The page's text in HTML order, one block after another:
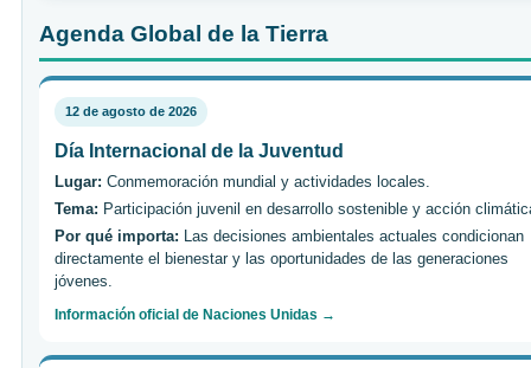
Agenda Global de la Tierra
12 de agosto de 2026
Día Internacional de la Juventud
Lugar: Conmemoración mundial y actividades locales.
Tema: Participación juvenil en desarrollo sostenible y acción
Por qué importa: Las decisiones ambientales actuales condicionan
directamente el bienestar y las oportunidades de las generaciones
jóvenes.
Información oficial de Naciones Unidas →